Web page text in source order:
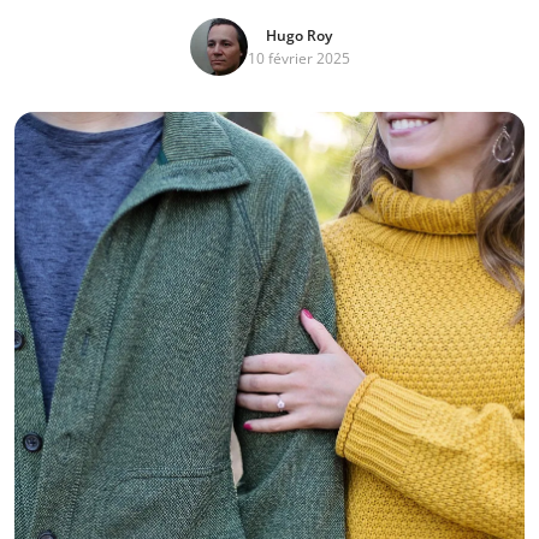
Hugo Roy
10 février 2025